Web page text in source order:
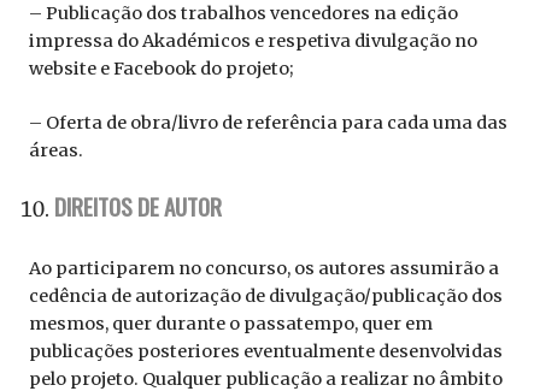
– Publicação dos trabalhos vencedores na edição
impressa do Akadémicos e respetiva divulgação no
website e Facebook do projeto;
– Oferta de obra/livro de referência para cada uma das
áreas.
DIREITOS DE AUTOR
Ao participarem no concurso, os autores assumirão a
cedência de autorização de divulgação/publicação dos
mesmos, quer durante o passatempo, quer em
publicações posteriores eventualmente desenvolvidas
pelo projeto. Qualquer publicação a realizar no âmbito